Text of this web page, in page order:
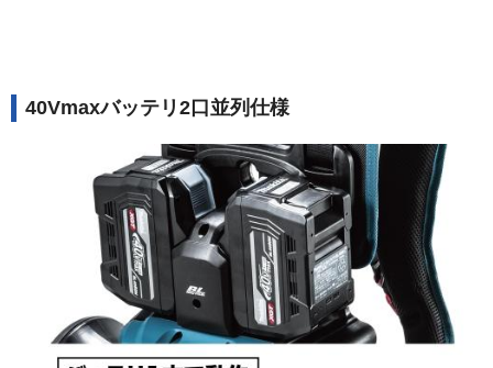
40Vmaxバッテリ2口並列仕様